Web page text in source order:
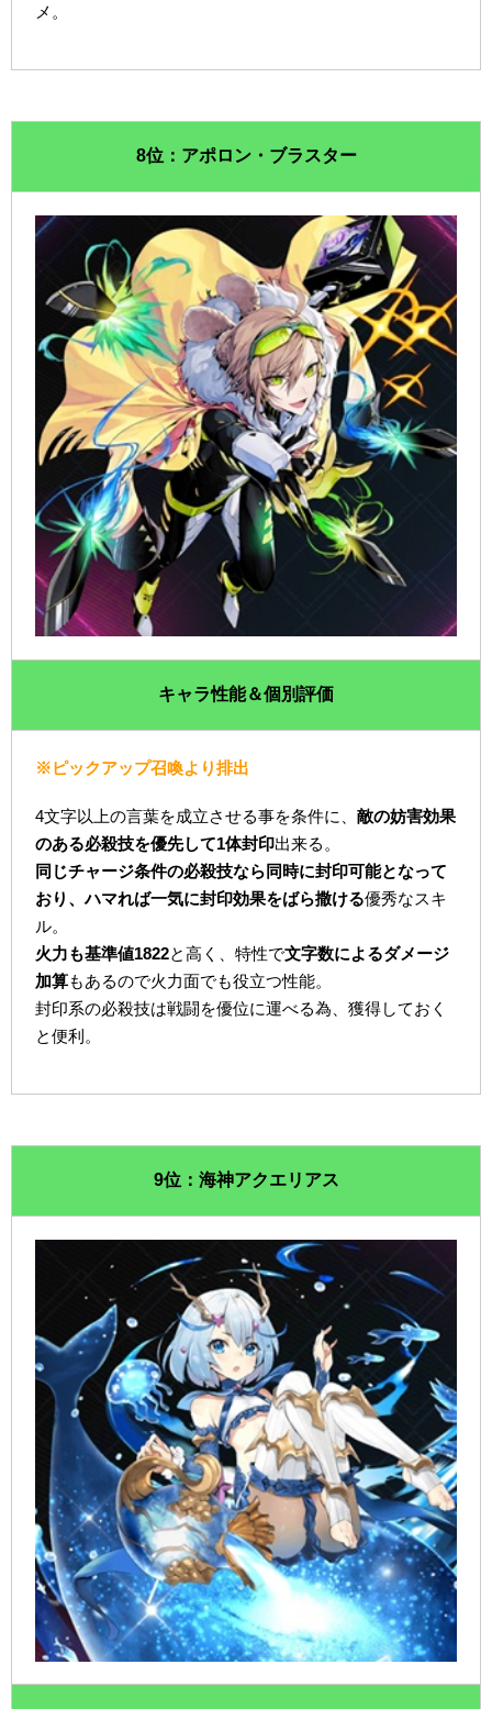
メ。
8位：アポロン・ブラスター
キャラ性能＆個別評価
※ピックアップ召喚より排出
4文字以上の言葉を成立させる事を条件に、敵の妨害効果
のある必殺技を優先して1体封印出来る。
同じチャージ条件の必殺技なら同時に封印可能となって
おり、ハマれば一気に封印効果をばら撒ける優秀なスキ
ル。
火力も基準値1822と高く、特性で文字数によるダメージ
加算もあるので火力面でも役立つ性能。
封印系の必殺技は戦闘を優位に運べる為、獲得しておく
と便利。
9位：海神アクエリアス